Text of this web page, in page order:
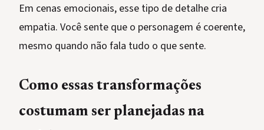
Em cenas emocionais, esse tipo de detalhe cria
empatia. Você sente que o personagem é coerente,
mesmo quando não fala tudo o que sente.
Como essas transformações
costumam ser planejadas na